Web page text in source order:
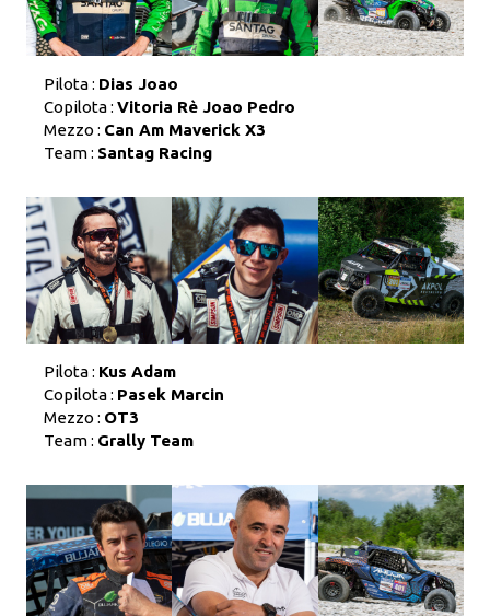
Pilota : Dias Joao
Copilota : Vitoria Rè Joao Pedro
Mezzo : Can Am Maverick X3
Team : Santag Racing
Pilota : Kus Adam
Copilota : Pasek Marcin
Mezzo : OT3
Team : Grally Team